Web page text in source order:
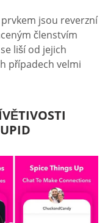
jsou reverzní
členstvím
liší od jejich
případech velmi